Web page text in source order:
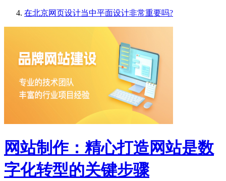
在北京网页设计当中平面设计非常重要吗?
网站制作：精心打造网站是数
字化转型的关键步骤